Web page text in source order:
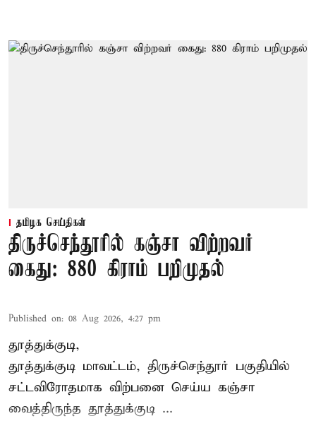
தமிழக செய்திகள்
திருச்செந்தூரில் கஞ்சா விற்றவர்
கைது: 880 கிராம் பறிமுதல்
Published on: 08 Aug 2026, 4:27 pm
தூத்துக்குடி,
தூத்துக்குடி மாவட்டம், திருச்செந்தூர் பகுதியில்
சட்டவிரோதமாக விற்பனை செய்ய கஞ்சா
வைத்திருந்த தூத்துக்குடி ...